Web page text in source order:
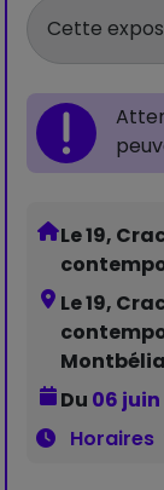
Cette
Le 19,
Le 19,
Du 06 juin
Horaires